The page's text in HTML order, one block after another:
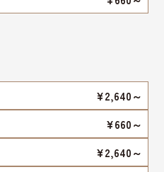
¥2,640～
¥660～
¥2,640～